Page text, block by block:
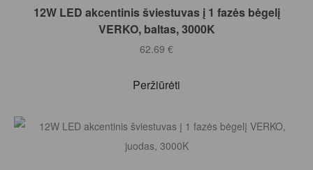
Į KREPŠELĮ
12W LED akcentinis šviestuvas į 1 fazės bėgelį
VERKO, baltas, 3000K
62.69 €
Peržiūrėti